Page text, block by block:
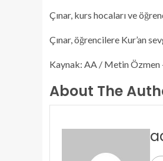
Çınar, kurs hocaları ve
Çınar, öğrencilere Kur’an
Kaynak: AA / Metin Özmen
About The